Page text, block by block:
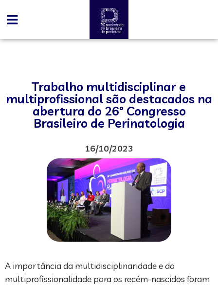
Trabalho multidisciplinar e
multiprofissional são destacados na
abertura do 26º Congresso
Brasileiro de Perinatologia
16/10/2023
A importância da multidisciplinaridade e da
multiprofissionalidade para os recém-nascidos foram